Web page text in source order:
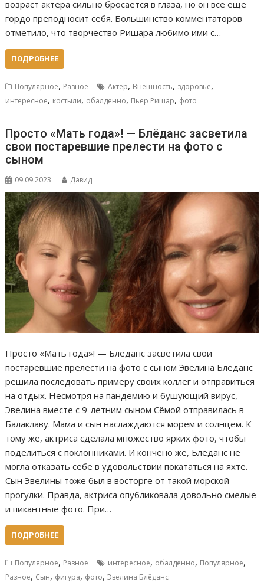
возраст актера сильно бросается в глаза, но он все еще
гордо преподносит себя. Большинство комментаторов
отметило, что творчество Ришара любимо ими с…
ПОДРОБНЕЕ
Популярное, Разное Актёр, Внешность, здоровье,
интересное, костыли, обалденно, Пьер Ришар, фото
Просто «Мать года»! — Блёданс засветила
свои постаревшие прелести на фото с
сыном
09.09.2023 Давид
Просто «Мать года»! — Блёданс засветила свои
постаревшие прелести на фото с сыном Эвелина Блёданс
решила последовать примеру своих коллег и отправиться
на отдых. Несмотря на пандемию и бушующий вирус,
Эвелина вместе с 9-летним сыном Сёмой отправилась в
Балаклаву. Мама и сын наслаждаются морем и солнцем. К
тому же, актриса сделала множество ярких фото, чтобы
поделиться с поклонниками. И кончено же, Блёданс не
могла отказать себе в удовольствии покататься на яхте.
Сын Эвелины тоже был в восторге от такой морской
прогулки. Правда, актриса опубликовала довольно смелые
и пикантные фото. При…
ПОДРОБНЕЕ
Популярное, Разное интересное, обалденно, Популярное,
Разное, Сын, фигура, фото,Эвелина Блёданс